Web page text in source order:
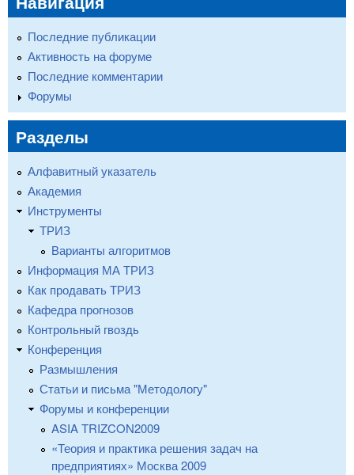
Последние публикации
Активность на форуме
Последние комментарии
Форумы
Разделы
Алфавитный указатель
Академия
Инструменты
ТРИЗ
Варианты алгоритмов
Информация МА ТРИЗ
Как продавать ТРИЗ
Кафедра прогнозов
Контрольный гвоздь
Конференция
Размышления
Статьи и письма "Методологу"
Форумы и конференции
ASIA TRIZCON2009
«Теория и практика решения задач на
предприятиях» Москва 2009